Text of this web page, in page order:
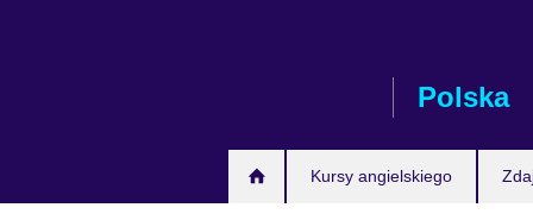
Polska
Kursy angielskiego